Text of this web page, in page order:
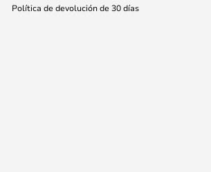
Política de devolución de 30 días